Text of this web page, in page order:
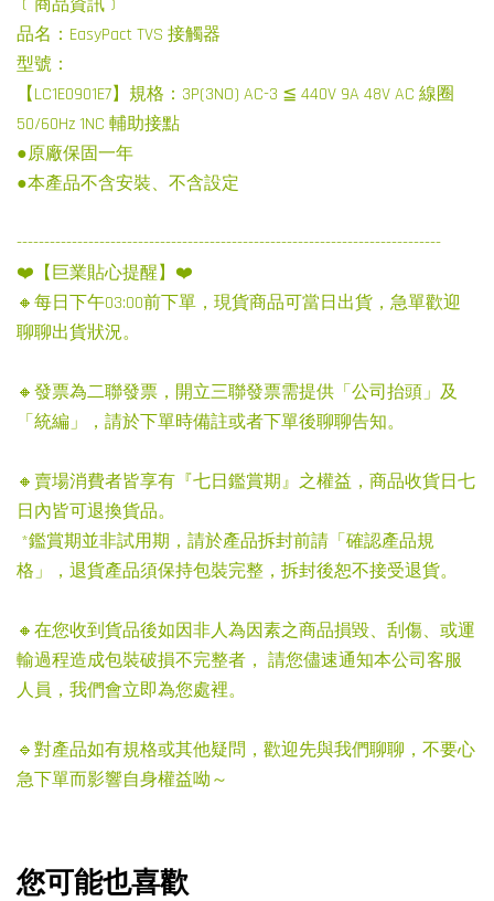
﹝商品資訊﹞
品名：EasyPact TVS 接觸器
型號：
【LC1E0901E7】規格：3P(3NO) AC-3 ≦ 440V 9A 48V AC 線圈
50/60Hz 1NC 輔助接點
●原廠保固一年
●本產品不含安裝、不含設定
-----------------------------------------------------------------------------
❤️【巨業貼心提醒】❤️
🔸每日下午03:00前下單，現貨商品可當日出貨，急單歡迎
聊聊出貨狀況。
🔸發票為二聯發票，開立三聯發票需提供「公司抬頭」及
「統編」，請於下單時備註或者下單後聊聊告知。
🔸賣場消費者皆享有『七日鑑賞期』之權益，商品收貨日七
日內皆可退換貨品。
*鑑賞期並非試用期，請於產品拆封前請「確認產品規
格」，退貨產品須保持包裝完整，拆封後恕不接受退貨。
🔸在您收到貨品後如因非人為因素之商品損毀、刮傷、或運
輸過程造成包裝破損不完整者， 請您儘速通知本公司客服
人員，我們會立即為您處裡。
🔹對產品如有規格或其他疑問，歡迎先與我們聊聊，不要心
急下單而影響自身權益呦～
您可能也喜歡